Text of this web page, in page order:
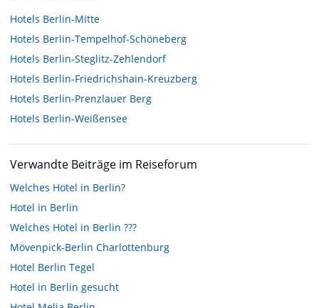
Hotels Berlin-Mitte
Hotels Berlin-Tempelhof-Schöneberg
Hotels Berlin-Steglitz-Zehlendorf
Hotels Berlin-Friedrichshain-Kreuzberg
Hotels Berlin-Prenzlauer Berg
Hotels Berlin-Weißensee
Verwandte Beiträge im Reiseforum
Welches Hotel in Berlin?
Hotel in Berlin
Welches Hotel in Berlin ???
Mövenpick-Berlin Charlottenburg
Hotel Berlin Tegel
Hotel in Berlin gesucht